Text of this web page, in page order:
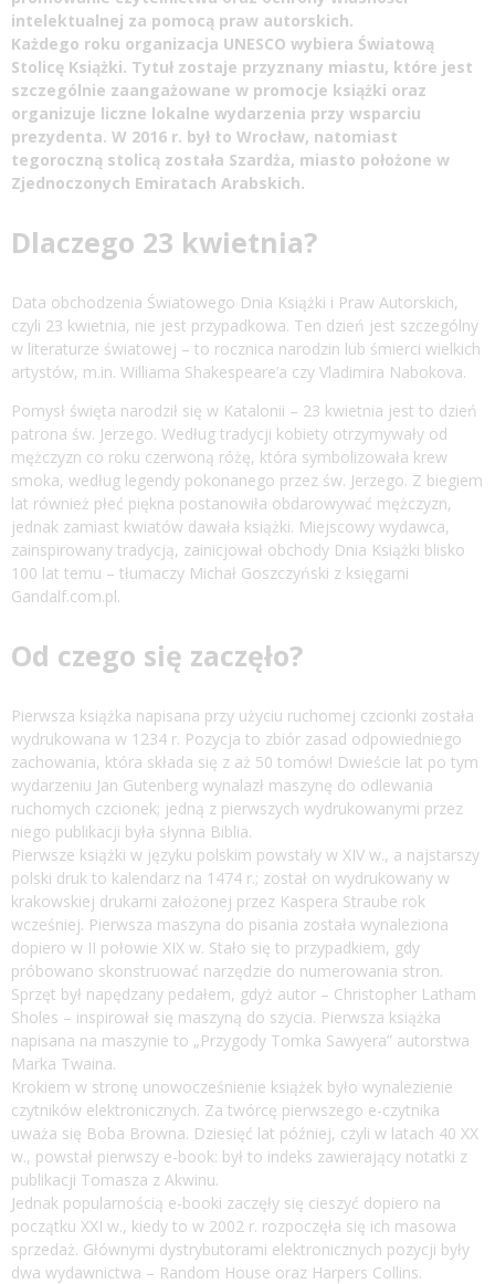
intelektualnej za pomocą praw autorskich.
Każdego roku organizacja UNESCO wybiera Światową
Stolicę Książki. Tytuł zostaje przyznany miastu, które jest
szczególnie zaangażowane w promocje książki oraz
organizuje liczne lokalne wydarzenia przy wsparciu
prezydenta. W 2016 r. był to Wrocław, natomiast
tegoroczną stolicą została Szardża, miasto położone w
Zjednoczonych Emiratach Arabskich.
Dlaczego 23 kwietnia?
Data obchodzenia Światowego Dnia Książki i Praw Autorskich,
czyli 23 kwietnia, nie jest przypadkowa. Ten dzień jest szczególny
w literaturze światowej – to rocznica narodzin lub śmierci wielkich
artystów, m.in. Williama Shakespeare’a czy Vladimira Nabokova.
Pomysł święta narodził się w Katalonii – 23 kwietnia jest to dzień
patrona św. Jerzego. Według tradycji kobiety otrzymywały od
mężczyzn co roku czerwoną różę, która symbolizowała krew
smoka, według legendy pokonanego przez św. Jerzego. Z biegiem
lat również płeć piękna postanowiła obdarowywać mężczyzn,
jednak zamiast kwiatów dawała książki. Miejscowy wydawca,
zainspirowany tradycją, zainicjował obchody Dnia Książki blisko
100 lat temu – tłumaczy Michał Goszczyński z księgarni
Gandalf.com.pl.
Od czego się zaczęło?
Pierwsza książka napisana przy użyciu ruchomej czcionki została
wydrukowana w 1234 r. Pozycja to zbiór zasad odpowiedniego
zachowania, która składa się z aż 50 tomów! Dwieście lat po tym
wydarzeniu Jan Gutenberg wynalazł maszynę do odlewania
ruchomych czcionek; jedną z pierwszych wydrukowanymi przez
niego publikacji była słynna Biblia.
Pierwsze książki w języku polskim powstały w XIV w., a najstarszy
polski druk to kalendarz na 1474 r.; został on wydrukowany w
krakowskiej drukarni założonej przez Kaspera Straube rok
wcześniej. Pierwsza maszyna do pisania została wynaleziona
dopiero w II połowie XIX w. Stało się to przypadkiem, gdy
próbowano skonstruować narzędzie do numerowania stron.
Sprzęt był napędzany pedałem, gdyż autor – Christopher Latham
Sholes – inspirował się maszyną do szycia. Pierwsza książka
napisana na maszynie to „Przygody Tomka Sawyera” autorstwa
Marka Twaina.
Krokiem w stronę unowocześnienie książek było wynalezienie
czytników elektronicznych. Za twórcę pierwszego e-czytnika
uważa się Boba Browna. Dziesięć lat później, czyli w latach 40 XX
w., powstał pierwszy e-book: był to indeks zawierający notatki z
publikacji Tomasza z Akwinu.
Jednak popularnością e-booki zaczęły się cieszyć dopiero na
początku XXI w., kiedy to w 2002 r. rozpoczęła się ich masowa
sprzedaż. Głównymi dystrybutorami elektronicznych pozycji były
dwa wydawnictwa – Random House oraz Harpers Collins.